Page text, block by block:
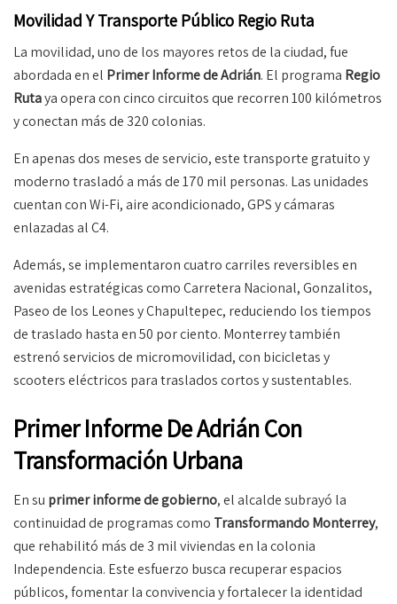
Movilidad Y Transporte Público Regio Ruta
La movilidad, uno de los mayores retos de la ciudad, fue
abordada en el Primer Informe de Adrián. El programa Regio
Rutaya opera con cinco circuitos que recorren 100 kilómetros
y conectan más de 320 colonias.
En apenas dos meses de servicio, este transporte gratuito y
moderno trasladó a más de 170 mil personas. Las unidades
cuentan con Wi-Fi, aire acondicionado, GPS y cámaras
enlazadas al C4.
Además, se implementaron cuatro carriles reversibles en
avenidas estratégicas como Carretera Nacional, Gonzalitos,
Paseo de los Leones y Chapultepec, reduciendo los tiempos
de traslado hasta en 50 por ciento. Monterrey también
estrenó servicios de micromovilidad, con bicicletas y
scooters eléctricos para traslados cortos y sustentables.
Primer Informe De Adrián Con
Transformación Urbana
En su primer informe de gobierno, el alcalde subrayó la
continuidad de programas como Transformando Monterrey,
que rehabilitó más de 3 mil viviendas en la colonia
Independencia. Este esfuerzo busca recuperar espacios
públicos, fomentar la convivencia y fortalecer la identidad